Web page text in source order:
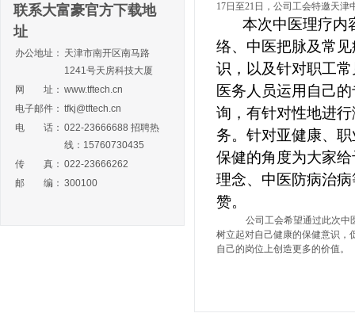
17日至21 日，公司工会特邀天津
本次中医理疗内
络、中医把脉及常
识，以及针对职工
医务人员运用自己
询，有针对性地进
务。针对亚健康、
保健的角度为大家
理念、中医防病治
赞。
公司工会希望通过此次中
树立起对自己健康的保健意识，
自己的岗位上创造更多的价值。
联系大富豪官方下载地
址
办公地址： 天津市南开区南马路
1241号天房科技大厦
网 址： www.tftech.cn
电子邮件： tfkj@tftech.cn
电 话： 022-23666688 招聘热
线：15760730435
传 真： 022-23666262
邮 编： 300100